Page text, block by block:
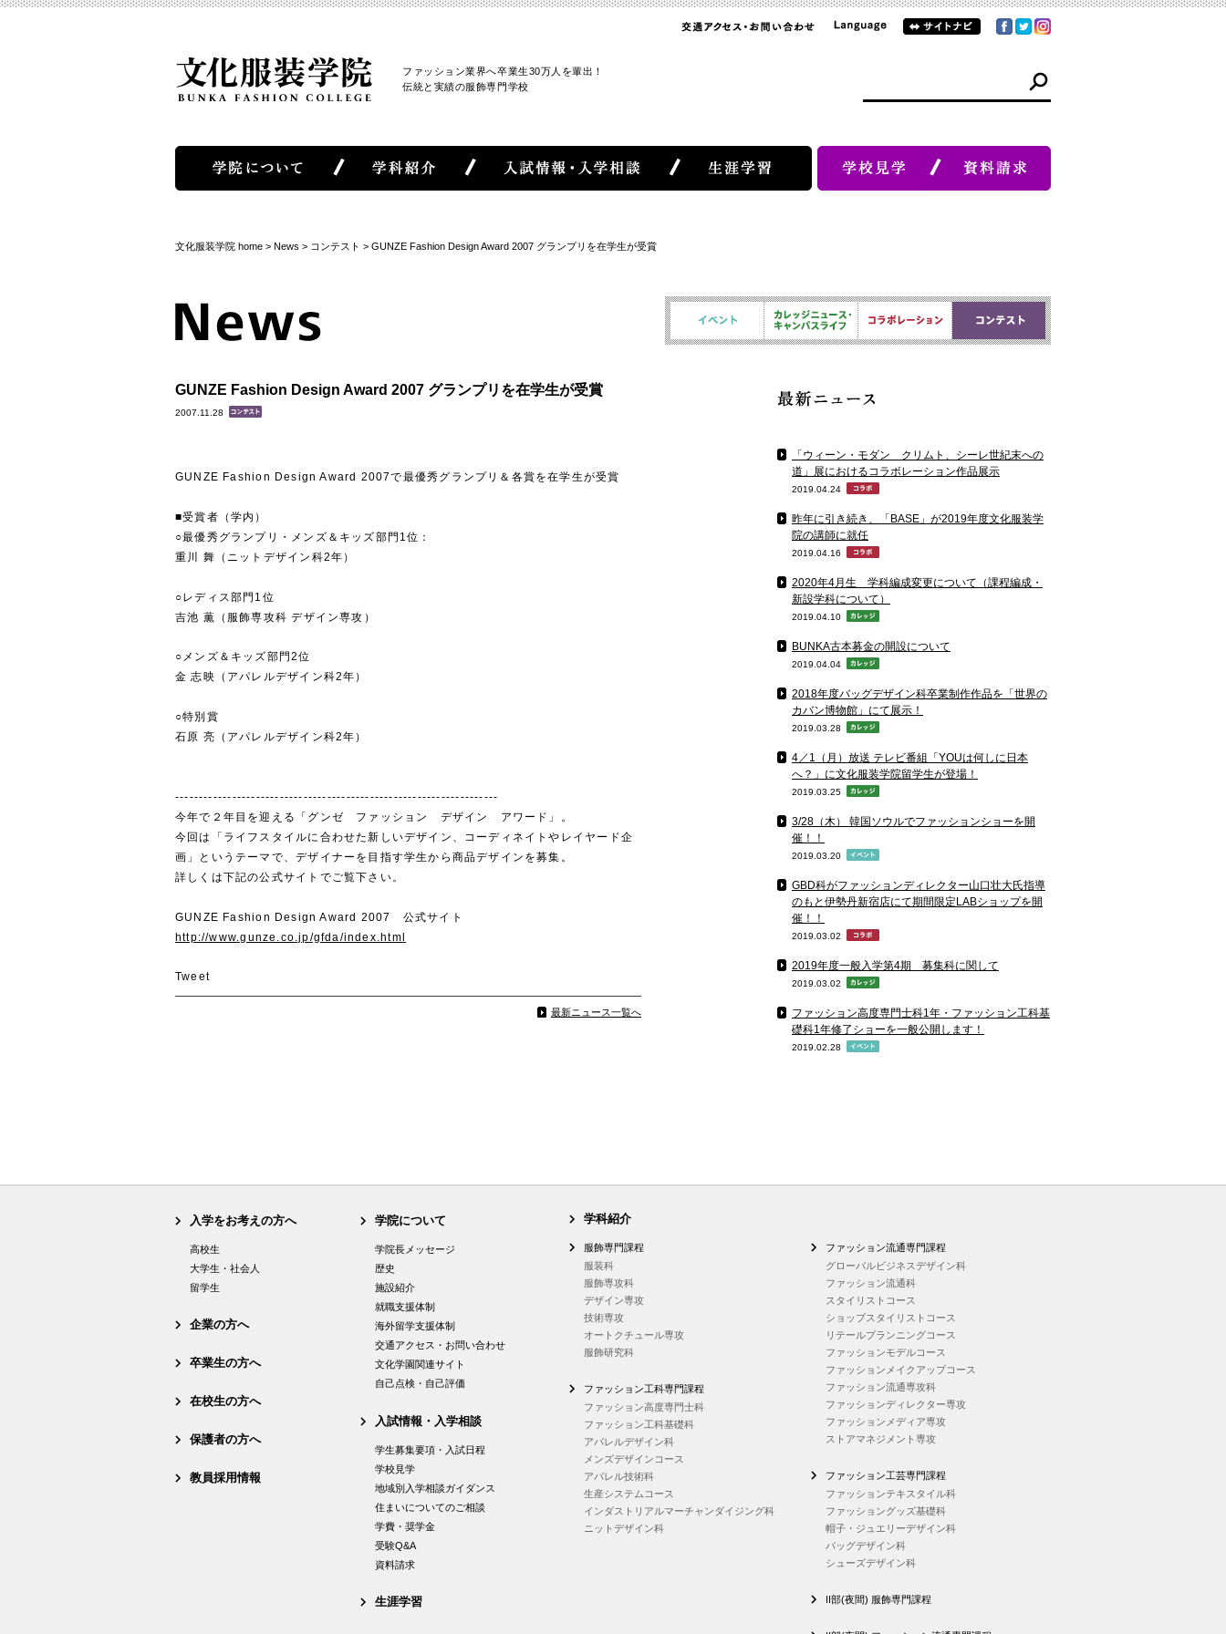
ファッション業界へ卒業生30万人を輩出！
伝統と実績の服飾専門学校
文化服装学院 home > News > コンテスト > GUNZE Fashion Design Award 2007 グランプリを在学生が受賞
GUNZE Fashion Design Award 2007 グランプリを在学生が受賞
2007.11.28
GUNZE Fashion Design Award 2007で最優秀グランプリ＆各賞を在学生が受賞
■受賞者（学内）
○最優秀グランプリ・メンズ＆キッズ部門1位：
重川 舞（ニットデザイン科2年）
○レディス部門1位
吉池 薫（服飾専攻科 デザイン専攻）
○メンズ＆キッズ部門2位
金 志映（アパレルデザイン科2年）
○特別賞
石原 亮（アパレルデザイン科2年）
--------------------------------------------------------------------
今年で２年目を迎える「グンゼ ファッション デザイン アワード」。
今回は「ライフスタイルに合わせた新しいデザイン、コーディネイトやレイヤード企
画」というテーマで、デザイナーを目指す学生から商品デザインを募集。
詳しくは下記の公式サイトでご覧下さい。
GUNZE Fashion Design Award 2007 公式サイト
http://www.gunze.co.jp/gfda/index.html
Tweet
最新ニュース一覧へ
「ウィーン・モダン クリムト、シーレ世紀末への
道」展におけるコラボレーション作品展示
2019.04.24
昨年に引き続き、「BASE」が2019年度文化服装学
院の講師に就任
2019.04.16
2020年4月生 学科編成変更について（課程編成・
新設学科について）
2019.04.10
BUNKA古本募金の開設について
2019.04.04
2018年度バッグデザイン科卒業制作作品を「世界の
カバン博物館」にて展示！
2019.03.28
4／1（月）放送 テレビ番組「YOUは何しに日本
へ？」に文化服装学院留学生が登場！
2019.03.25
3/28（木） 韓国ソウルでファッションショーを開
催！！
2019.03.20
GBD科がファッションディレクター山口壮大氏指導
のもと伊勢丹新宿店にて期間限定LABショップを開
催！！
2019.03.02
2019年度一般入学第4期 募集科に関して
2019.03.02
ファッション高度専門士科1年・ファッション工科基
礎科1年修了ショーを一般公開します！
2019.02.28
入学をお考えの方へ
高校生
大学生・社会人
留学生
企業の方へ
卒業生の方へ
在校生の方へ
保護者の方へ
教員採用情報
学院について
学院長メッセージ
歴史
施設紹介
就職支援体制
海外留学支援体制
交通アクセス・お問い合わせ
文化学園関連サイト
自己点検・自己評価
入試情報・入学相談
学生募集要項・入試日程
学校見学
地域別入学相談ガイダンス
住まいについてのご相談
学費・奨学金
受験Q&A
資料請求
生涯学習
学科紹介
服飾専門課程
服装科
服飾専攻科
デザイン専攻
技術専攻
オートクチュール専攻
服飾研究科
ファッション工科専門課程
ファッション高度専門士科
ファッション工科基礎科
アパレルデザイン科
メンズデザインコース
アパレル技術科
生産システムコース
インダストリアルマーチャンダイジング科
ニットデザイン科
ファッション流通専門課程
グローバルビジネスデザイン科
ファッション流通科
スタイリストコース
ショップスタイリストコース
リテールプランニングコース
ファッションモデルコース
ファッションメイクアップコース
ファッション流通専攻科
ファッションディレクター専攻
ファッションメディア専攻
ストアマネジメント専攻
ファッション工芸専門課程
ファッションテキスタイル科
ファッショングッズ基礎科
帽子・ジュエリーデザイン科
バッグデザイン科
シューズデザイン科
II部(夜間) 服飾専門課程